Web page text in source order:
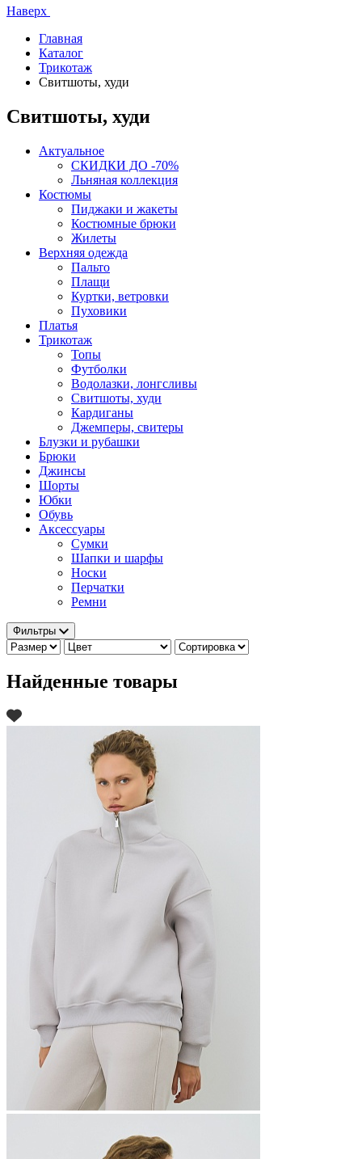
Наверх
Главная
Каталог
Трикотаж
Свитшоты, худи
Свитшоты, худи
Актуальное
СКИДКИ ДО -70%
Льняная коллекция
Костюмы
Пиджаки и жакеты
Костюмные брюки
Жилеты
Верхняя одежда
Пальто
Плащи
Куртки, ветровки
Пуховики
Платья
Трикотаж
Топы
Футболки
Водолазки, лонгсливы
Свитшоты, худи
Кардиганы
Джемперы, свитеры
Блузки и рубашки
Брюки
Джинсы
Шорты
Юбки
Обувь
Аксессуары
Сумки
Шапки и шарфы
Носки
Перчатки
Ремни
Фильтры
Найденные товары